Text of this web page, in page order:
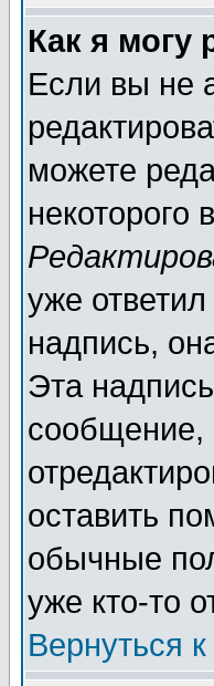
Как я могу
Если вы не
можете
некоторого
уже
надпись,
Эта
сообщение,
оставить
обычные
уже кто-то
Вернуться